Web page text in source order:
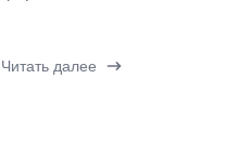
Читать далее